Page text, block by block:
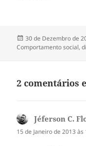
Publicado
a
30 de Dezembro de
Comportamento social,
2 comentários
Jéferson C.
15 de Janeiro de 2013 às